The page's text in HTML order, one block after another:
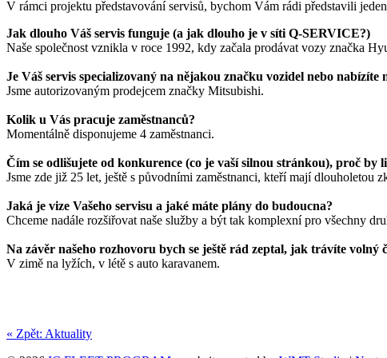
V rámci projektu představování servisů, bychom Vám rádi představili
Jak dlouho Váš servis funguje (a jak dlouho je v síti Q-SERVICE?)
Naše společnost vznikla v roce 1992, kdy začala prodávat vozy značka
Je Váš servis specializovaný na nějakou značku vozidel nebo
Jsme autorizovaným prodejcem značky Mitsubishi.
Kolik u Vás pracuje zaměstnanců?
Momentálně disponujeme 4 zaměstnanci.
Čím se odlišujete od konkurence (co je vaší silnou stránkou), proč by
Jsme zde již 25 let, ještě s původními zaměstnanci, kteří mají dlouholetou
Jaká je vize Vašeho servisu a jaké máte plány do budoucna?
Chceme nadále rozšiřovat naše služby a být tak komplexní pro všechny
Na závěr našeho rozhovoru bych se ještě rád zeptal, jak trávíte volný
V zimě na lyžích, v létě s auto karavanem.
« Zpět: Aktuality